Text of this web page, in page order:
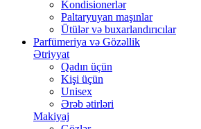
Kondisionerlər
Paltaryuyan maşınlar
Ütülər və buxarlandırıcılar
Parfümeriya və Gözəllik
Ətriyyat
Qadın üçün
Kişi üçün
Unisex
Ərəb ətirləri
Makiyaj